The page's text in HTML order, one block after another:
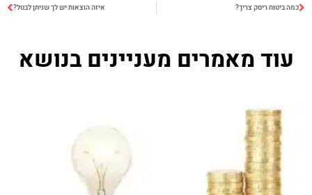
כמה ביטוח ריסק צריך? איזה הוצאות יש לך שניתן לבטל?
עוד מאמרים מעניינים בנושא